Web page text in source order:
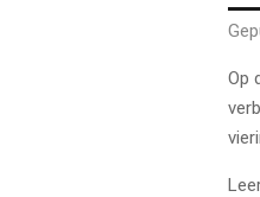
Op